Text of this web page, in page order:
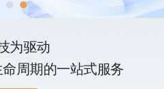
为驱动
周期的一站式服务